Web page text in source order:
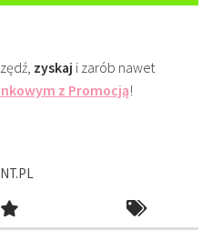
zyskaj i zarób nawet
z Promocją!